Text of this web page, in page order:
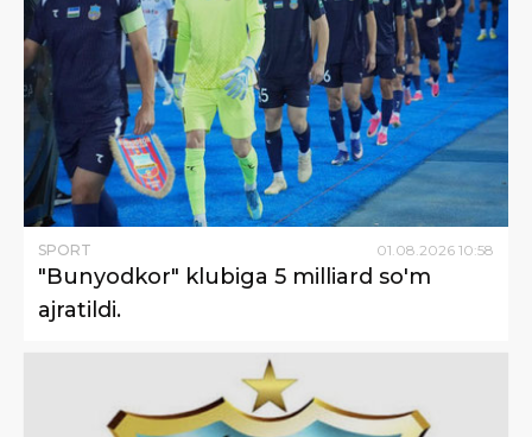
SPORT 01 08 2026 10:58
"Bunyodkor" klubiga 5 milliard so'm
ajratildi.